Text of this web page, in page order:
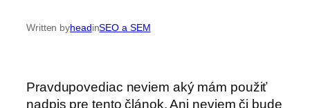
Written byheadinSEO a SEM
Pravdupovediac neviem aký mám použiť
nadpis pre tento článok. Ani neviem či bude